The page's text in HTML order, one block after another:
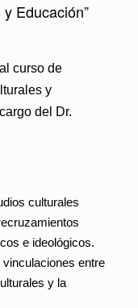
Educación”
curso de
y
del Dr.
culturales
e ideológicos.
entre
y la